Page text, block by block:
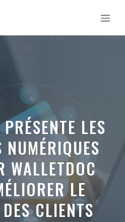
LES
NUMÉRIQUES
WALLETDOC
LE
CLIENTS